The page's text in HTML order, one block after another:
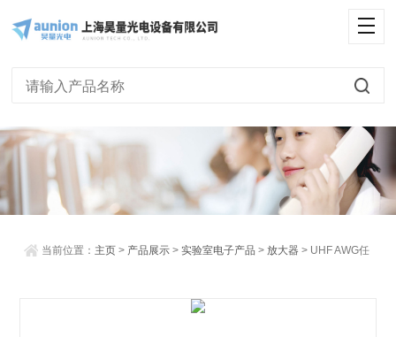
当前位置： 主页 > 产品展示 >实验室电子产品 >放大器 > UHF AWG任